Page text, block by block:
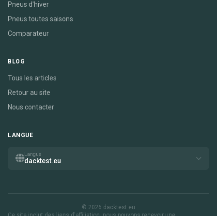
Pneus d'hiver
Pneus toutes saisons
Comparateur
BLOG
Tous les articles
Retour au site
Nous contacter
LANGUE
Langue
dacktest.eu
© 2026 dacktest.eu